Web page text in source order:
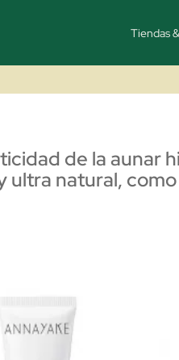
Tiendas
de la aunar
ultra natural,